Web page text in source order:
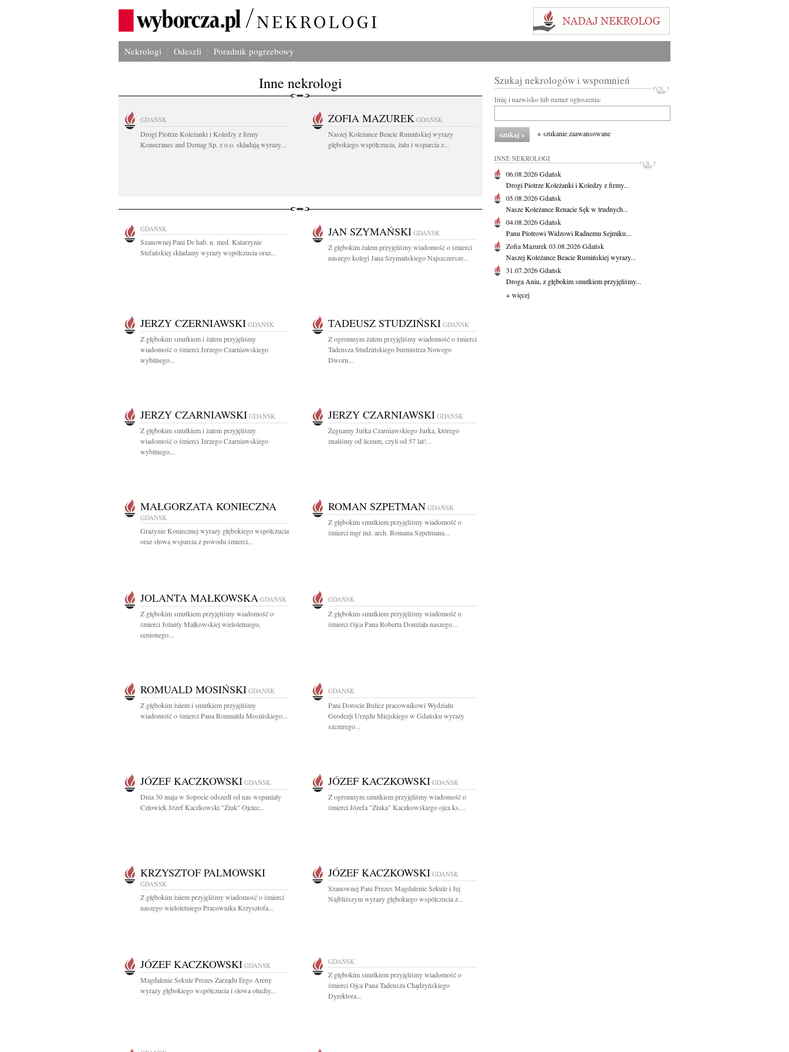
Nekrologi Odeszli Poradnik pogrzebowy
Inne nekrologi
GDAŃSK
Drogi Piotrze Koleżanki i Koledzy z firmy
Konecranes and Demag Sp. z o.o. składają wyrazy...
ZOFIA MAZUREK GDAŃSK
Naszej Koleżance Beacie Rumińskiej wyrazy
głębokiego współczucia, żalu i wsparcia z...
GDAŃSK
Szanownej Pani Dr hab. n. med. Katarzynie
Stefańskiej składamy wyrazy współczucia oraz...
JAN SZYMAŃSKI GDAŃSK
Z głębokim żalem przyjęliśmy wiadomość o śmierci
naszego kolegi Jana Szymańskiego Najszczersze...
JERZY CZERNIAWSKI GDAŃSK
Z głębokim smutkiem i żalem przyjęliśmy
wiadomość o śmierci Jerzego Czarniawskiego
wybitnego...
TADEUSZ STUDZIŃSKI GDAŃSK
Z ogromnym żalem przyjęliśmy wiadomość o śmierci
Tadeusza Studzińskiego burmistrza Nowego
Dworu...
JERZY CZARNIAWSKI GDAŃSK
Z głębokim smutkiem i żalem przyjęliśmy
wiadomość o śmierci Jerzego Czarniawskiego
wybitnego...
JERZY CZARNIAWSKI GDAŃSK
Żegnamy Jurka Czarniawskiego Jurka, którego
znaliśmy od liceum, czyli od 57 lat!...
MAŁGORZATA KONIECZNA
GDAŃSK
Grażynie Koniecznej wyrazy głębokiego współczucia
oraz słowa wsparcia z powodu śmierci...
ROMAN SZPETMAN GDAŃSK
Z głębokim smutkiem przyjęliśmy wiadomość o
śmierci mgr inż. arch. Romana Szpetmana...
JOLANTA MAŁKOWSKA GDAŃSK
Z głębokim smutkiem przyjęliśmy wiadomość o
śmierci Jolanty Małkowskiej wieloletniego,
cenionego...
GDAŃSK
Z głębokim smutkiem przyjęliśmy wiadomość o
śmierci Ojca Pana Roberta Domżała naszego...
ROMUALD MOSIŃSKI GDAŃSK
Z głębokim żalem i smutkiem przyjęliśmy
wiadomość o śmierci Pana Romualda Mosińskiego...
GDAŃSK
Pani Dorocie Bulicz pracownikowi Wydziału
Geodezji Urzędu Miejskiego w Gdańsku wyrazy
szczerego...
JÓZEF KACZKOWSKI GDAŃSK
Dnia 30 maja w Sopocie odszedł od nas wspaniały
Człowiek Józef Kaczkowski "Ziuk" Ojciec...
JÓZEF KACZKOWSKI GDAŃSK
Z ogromnym smutkiem przyjęliśmy wiadomość o
śmierci Józefa "Ziuka" Kaczkowskiego ojca ks....
KRZYSZTOF PALMOWSKI
GDAŃSK
Z głębokim żalem przyjęliśmy wiadomość o śmierci
naszego wieloletniego Pracownika Krzysztofa...
JÓZEF KACZKOWSKI GDAŃSK
Szanownej Pani Prezes Magdalenie Sekule i Jej
Najbliższym wyrazy głębokiego współczucia z...
JÓZEF KACZKOWSKI GDAŃSK
Magdalenie Sekule Prezes Zarządu Ergo Areny
wyrazy głębokiego współczucia i słowa otuchy...
GDAŃSK
Z głębokim smutkiem przyjęliśmy wiadomość o
śmierci Ojca Pana Tadeusza Chądzyńskiego
Dyrektora...
Szukaj nekrologów i wspomnień
Imię i nazwisko lub numer ogłoszenia:
+ szukanie zaawansowane
INNE NEKROLOGI
06.08.2026Gdańsk
Drogi Piotrze Koleżanki i Koledzy z firmy...
05.08.2026Gdańsk
Nasze Koleżance Renacie Sęk w trudnych...
04.08.2026Gdańsk
Panu Piotrowi Widzowi Radnemu Sejmiku...
Zofia Mazurek03.08.2026Gdańsk
Naszej Koleżance Beacie Rumińskiej wyrazy...
31.07.2026Gdańsk
Droga Aniu, z głębokim smutkiem przyjęliśmy...
+ więcej